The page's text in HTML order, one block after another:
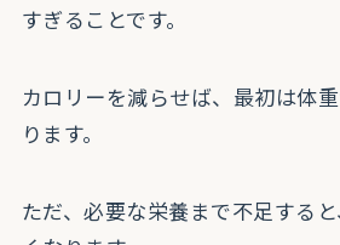
すぎることです。
カロリーを減らせば、最初は体
ります。
ただ、必要な栄養まで不足する